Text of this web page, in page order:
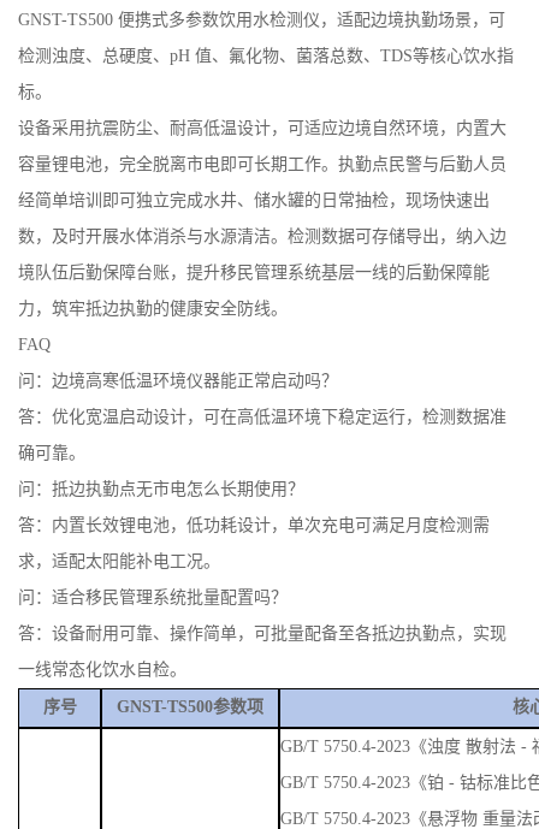
GNST-TS500 便携式多参数饮用水检测仪，适配边境执勤场景，可
检测浊度、总硬度、pH 值、氟化物、菌落总数、TDS等核心饮水指
标。
设备采用抗震防尘、耐高低温设计，可适应边境自然环境，内置大
容量锂电池，完全脱离市电即可长期工作。执勤点民警与后勤人员
经简单培训即可独立完成水井、储水罐的日常抽检，现场快速出
数，及时开展水体消杀与水源清洁。检测数据可存储导出，纳入边
境队伍后勤保障台账，提升移民管理系统基层一线的后勤保障能
力，筑牢抵边执勤的健康安全防线。
FAQ
问：边境高寒低温环境仪器能正常启动吗？
答：优化宽温启动设计，可在高低温环境下稳定运行，检测数据准
确可靠。
问：抵边执勤点无市电怎么长期使用？
答：内置长效锂电池，低功耗设计，单次充电可满足月度检测需
求，适配太阳能补电工况。
问：适合移民管理系统批量配置吗？
答：设备耐用可靠、操作简单，可批量配备至各抵边执勤点，实现
一线常态化饮水自检。
序号 GNST-TS500参数项 核
GB/T 5750.4-2023《浊度 散射法
GB/T 5750.4-2023《铂 - 钴标准比
GB/T 5750.4-2023《悬浮物 重量法